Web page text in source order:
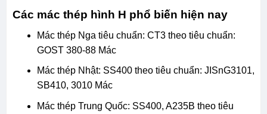
Các mác thép hình H phổ biến hiện nay
Mác thép Nga tiêu chuẩn: CT3 theo tiêu chuẩn:
GOST 380-88 Mác
Mác thép Nhật: SS400 theo tiêu chuẩn: JISnG3101,
SB410, 3010 Mác
Mác thép Trung Quốc: SS400, A235B theo tiêu